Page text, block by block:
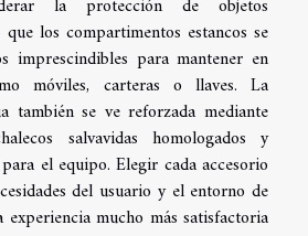
la protección de objetos
los compartimentos estancos se
imprescindibles para mantener en
móviles, carteras o llaves. La
también se ve reforzada mediante
salvavidas homologados y
el equipo. Elegir cada accesorio
del usuario y el entorno de
mucho más satisfactoria